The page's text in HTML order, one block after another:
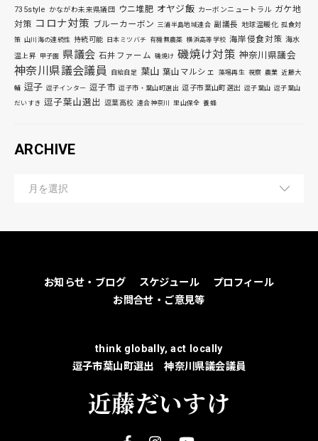
735style かながわ未来県議団 ウニ堆肥 オヤジ飯 カーボンニュートラル ガケ地
対策 コロナ対策 ブルーカーボン 三浦半島地域連合 副議長 地球温暖化 孤食対
策 山川海の連続性 持続可能 日本ミツバチ 有機無農薬 横浜高等学校 海岸侵食対策 海水
温上昇 甲子園 県議会 石井ファーム 磯焼け 磯焼け対策 神奈川県議会
神奈川県議会議員 自給自足 葉山 葉山マルシェ 藻場再生 視察 農業 近藤大
輔 逗子 逗子インター 逗子市 逗子市・葉山町選出 逗子市葉山町選出 逗子葉山 逗子葉山
だいすき 逗子葉山選出 逗葉高校 連合神奈川 里山保全 養蜂
ARCHIVE
お知らせ・ブログ スケジュール
プロフィール
お問合せ・ご意見等
think globally, act locally
逗子市葉山町選出 神奈川県議会議員
近藤だいすけ